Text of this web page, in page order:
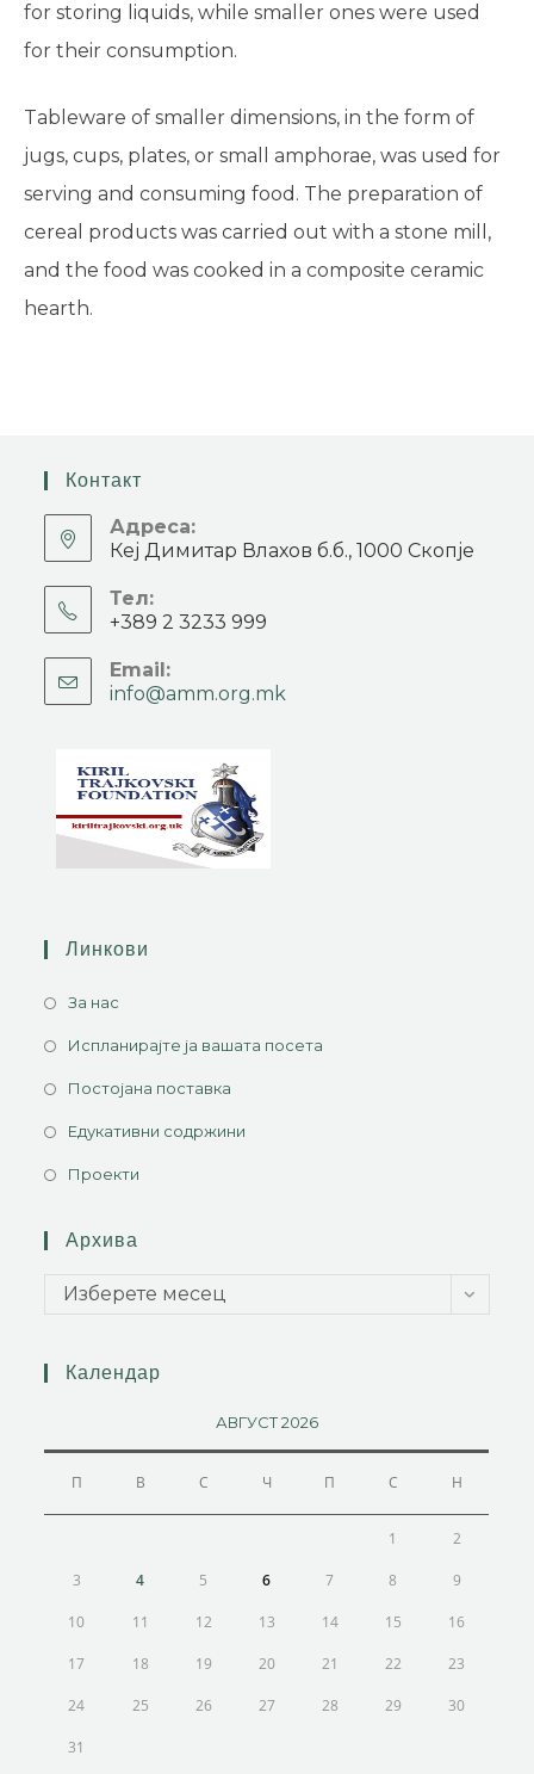
for storing liquids, while smaller ones were used
for their consumption.
Tableware of smaller dimensions, in the form of
jugs, cups, plates, or small amphorae, was used for
serving and consuming food. The preparation of
cereal products was carried out with a stone mill,
and the food was cooked in a composite ceramic
hearth.
Контакт
Адреса:
Кеј Димитар Влахов б.б., 1000 Скопје
Тел:
+389 2 3233 999
Email:
info@amm.org.mk
Линкови
За нас
Испланирајте ја вашата посета
Постојана поставка
Едукативни содржини
Проекти
Архива
Изберете месец
Календар
АВГУСТ 2026
П В С Ч П С Н
1 2
3 4 5 6 7 8 9
10 11 12 13 14 15 16
17 18 19 20 21 22 23
24 25 26 27 28 29 30
31